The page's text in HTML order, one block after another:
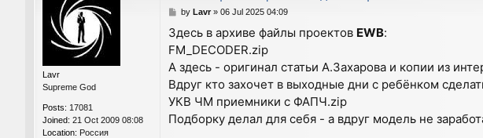
Lavr
Supreme God
Posts: 17081
Joined: 21 Oct 2009 08:08
Location: Россия
P
s
t
by Lavr» 06 Jul 2025 04:09
Здесь в архиве файлы проектов EWB:
FM_DECODER.zip
А здесь - оригинал статьи А.Захарова и копии из
Вдруг кто захочет в выходные дни с ребёнком
УКВ ЧМ приемники с ФАПЧ.zip
Подборку делал для себя - а вдруг модель не